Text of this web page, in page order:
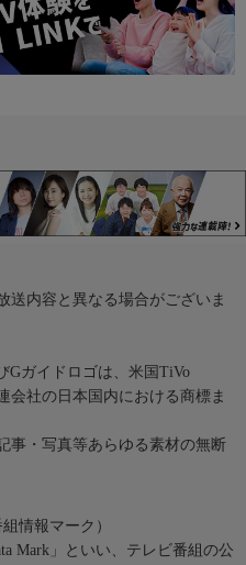
送内容と異なる場合がございま
Gガイドロゴは、米国TiVo
会社の日本国内における商標ま
事・写真等あらゆる素材の無断
情報マーク）
Mark」といい、テレビ番組の公